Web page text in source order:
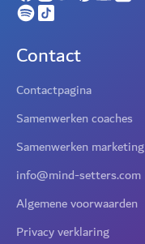
Contact
Contactpagina
Samenwerken coaches
Samenwerken marketing
info@mind-setters.com
Algemene voorwaarden
Privacy verklaring